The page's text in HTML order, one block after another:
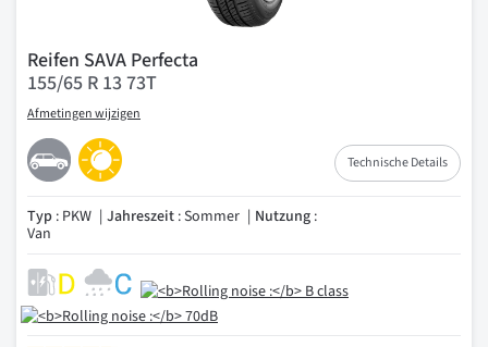
Reifen SAVA Perfecta
155/65 R 13 73T
Afmetingen wijzigen
Technische Details
Typ : PKW Jahreszeit : Sommer Nutzung :
Van